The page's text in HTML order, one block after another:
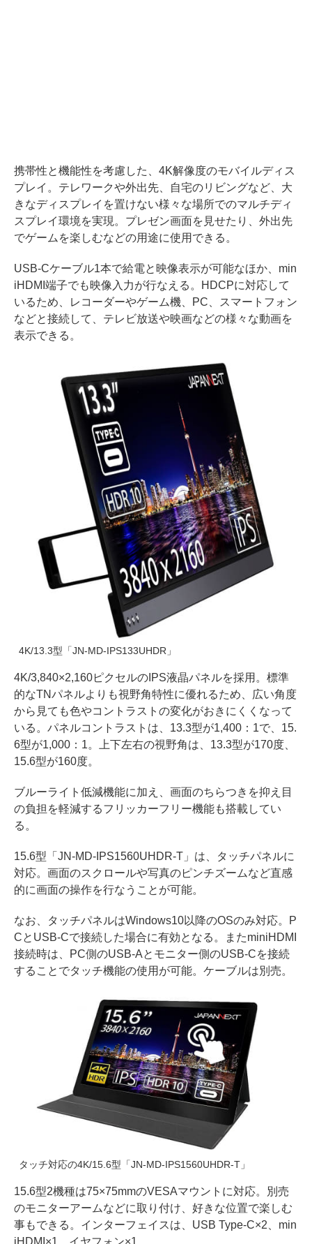
携帯性と機能性を考慮した、4K解像度のモバイルディス
プレイ。テレワークや外出先、自宅のリビングなど、大
きなディスプレイを置けない様々な場所でのマルチディ
スプレイ環境を実現。プレゼン画面を見せたり、外出先
でゲームを楽しむなどの用途に使用できる。
USB-Cケーブル1本で給電と映像表示が可能なほか、min
iHDMI端子でも映像入力が行なえる。HDCPに対応して
いるため、レコーダーやゲーム機、PC、スマートフォン
などと接続して、テレビ放送や映画などの様々な動画を
表示できる。
4K/13.3型「JN-MD-IPS133UHDR」
4K/3,840×2,160ピクセルのIPS液晶パネルを採用。標準
的なTNパネルよりも視野角特性に優れるため、広い角度
から見ても色やコントラストの変化がおきにくくなって
いる。パネルコントラストは、13.3型が1,400：1で、15.
6型が1,000：1。上下左右の視野角は、13.3型が170度、
15.6型が160度。
ブルーライト低減機能に加え、画面のちらつきを抑え目
の負担を軽減するフリッカーフリー機能も搭載してい
る。
15.6型「JN-MD-IPS1560UHDR-T」は、タッチパネルに
対応。画面のスクロールや写真のピンチズームなど直感
的に画面の操作を行なうことが可能。
なお、タッチパネルはWindows10以降のOSのみ対応。P
CとUSB-Cで接続した場合に有効となる。またminiHDMI
接続時は、PC側のUSB-Aとモニター側のUSB-Cを接続
することでタッチ機能の使用が可能。ケーブルは別売。
タッチ対応の4K/15.6型「JN-MD-IPS1560UHDR-T」
15.6型2機種は75×75mmのVESAマウントに対応。別売
のモニターアームなどに取り付け、好きな位置で楽しむ
事もできる。インターフェイスは、USB Type-C×2、min
iHDMI×1、イヤフォン×1。